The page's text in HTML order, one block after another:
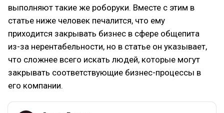
выполняют такие же роборуки. Вместе с этим в
статье ниже человек печалится, что ему
приходится закрывать бизнес в сфере общепита
из-за нерентабельности, но в статье он указывает,
что сложнее всего искать людей, которые могут
закрывать соответствующие бизнес-процессы в
его компании.